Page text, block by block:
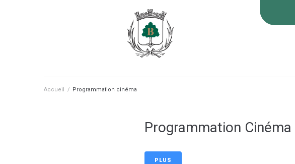
Accueil / Programmation cinéma
Programmation
PLUS